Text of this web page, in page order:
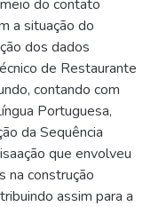
do contato
a situação do
dos dados
de Restaurante
contando com
Portuguesa,
da Sequência
que envolveu
na construção
assim para a